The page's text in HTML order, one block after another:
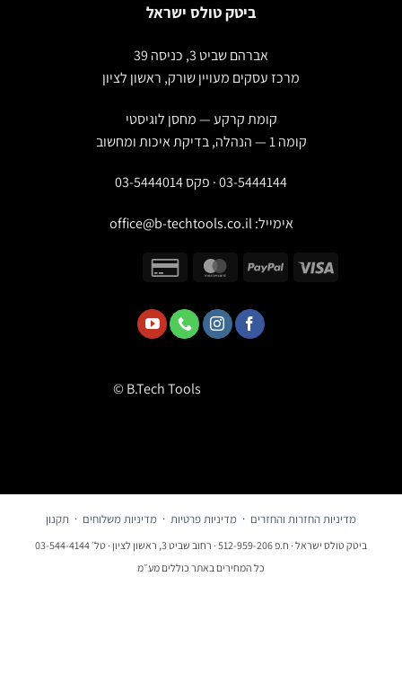
ביטק טולס ישראל
אברהם שביט 3, כניסה 39
מרכז עסקים מעויין שורק, ראשון לציון
קומת קרקע — מחסן לוגיסטי
03-5444144 · פקס 03-5444014
אימייל:office@b-techtools.co.il
© B.Tech Tools
מדיניות החזרות והחזרים ·מדיניות פרטיות·מדיניות משלוחים·תקנון
ביטק טולס ישראל · ח.פ 512-959-206 · רחוב שביט 3, ראשון לציון · טל׳ 03-544-4144
כל המחירים באתר כוללים מע״מ